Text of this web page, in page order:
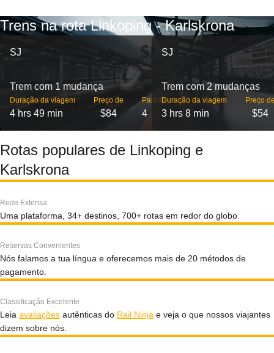
Trens na rota Linkoping - Karlskrona
SJ
Trem com 1 mudança
Duração da viagem
4 hrs 49 min
Preço de
$84
Partidas
4
SJ
Trem com 2 mudanças
Duração da viagem
3 hrs 8 min
Preço
$54
Rotas populares de Linkoping e
Karlskrona
Rede Extensa
Uma plataforma, 34+ destinos, 700+ rotas em redor do globo.
Reservas Convenientes
Nós falamos a tua língua e oferecemos mais de 20 métodos de
pagamento.
Classificação Excelente
Leia avaliações autênticas do Rail Ninja e veja o que nossos viajantes
dizem sobre nós.